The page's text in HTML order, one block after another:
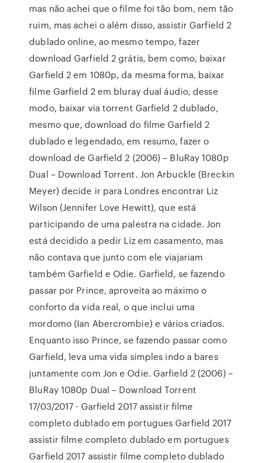
mas não achei que o filme foi tão bom, nem tão
ruim, mas achei o além disso, assistir Garfield 2
dublado online, ao mesmo tempo, fazer
download Garfield 2 grátis, bem como, baixar
Garfield 2 em 1080p, da mesma forma, baixar
filme Garfield 2 em bluray dual áudio, desse
modo, baixar via torrent Garfield 2 dublado,
mesmo que, download do filme Garfield 2
dublado e legendado, em resumo, fazer o
download de Garfield 2 (2006) – BluRay 1080p
Dual – Download Torrent. Jon Arbuckle (Breckin
Meyer) decide ir para Londres encontrar Liz
Wilson (Jennifer Love Hewitt), que está
participando de uma palestra na cidade. Jon
está decidido a pedir Liz em casamento, mas
não contava que junto com ele viajariam
também Garfield e Odie. Garfield, se fazendo
passar por Prince, aproveita ao máximo o
conforto da vida real, o que inclui uma
mordomo (Ian Abercrombie) e vários criados.
Enquanto isso Prince, se fazendo passar como
Garfield, leva uma vida simples indo a bares
juntamente com Jon e Odie. Garfield 2 (2006) –
BluRay 1080p Dual – Download Torrent
17/03/2017 · Garfield 2017 assistir filme
completo dublado em portugues Garfield 2017
assistir filme completo dublado em portugues
Garfield 2017 assistir filme completo dublado